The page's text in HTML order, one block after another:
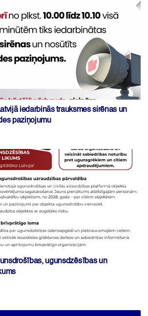
iedarbinās trauksmes sirēnas un
paziņojumu
ugunsdzēsības un